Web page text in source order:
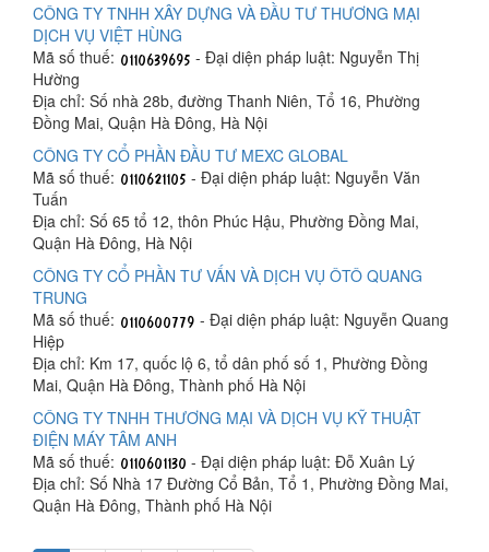
CÔNG TY TNHH XÂY DỰNG VÀ ĐẦU TƯ THƯƠNG MẠI
DỊCH VỤ VIỆT HÙNG
Mã số thuế:
- Đại diện pháp luật: Nguyễn Thị
Hường
Địa chỉ: Số nhà 28b, đường Thanh Niên, Tổ 16, Phường
Đồng Mai, Quận Hà Đông, Hà Nội
CÔNG TY CỔ PHẦN ĐẦU TƯ MEXC GLOBAL
Mã số thuế:
- Đại diện pháp luật: Nguyễn Văn
Tuấn
Địa chỉ: Số 65 tổ 12, thôn Phúc Hậu, Phường Đồng Mai,
Quận Hà Đông, Hà Nội
CÔNG TY CỔ PHẦN TƯ VẤN VÀ DỊCH VỤ ÔTÔ QUANG
TRUNG
Mã số thuế:
- Đại diện pháp luật: Nguyễn Quang
Hiệp
Địa chỉ: Km 17, quốc lộ 6, tổ dân phố số 1, Phường Đồng
Mai, Quận Hà Đông, Thành phố Hà Nội
CÔNG TY TNHH THƯƠNG MẠI VÀ DỊCH VỤ KỸ THUẬT
ĐIỆN MÁY TÂM ANH
Mã số thuế:
- Đại diện pháp luật: Đỗ Xuân Lý
Địa chỉ: Số Nhà 17 Đường Cổ Bản, Tổ 1, Phường Đồng Mai,
Quận Hà Đông, Thành phố Hà Nội